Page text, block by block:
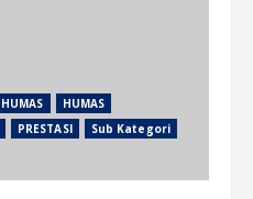
HUMAS
HUMAS
PRESTASI
Sub Kategori